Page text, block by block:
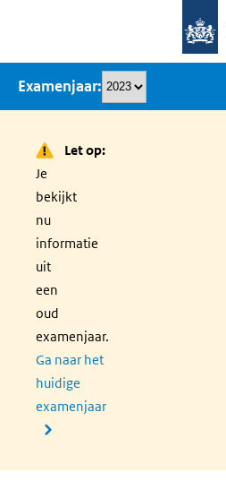
naar
inhoud
Examenjaar
Let op:
Je
bekijkt
nu
informatie
uit
een
oud
examenjaar.
Ga naar het
huidige
examenjaar